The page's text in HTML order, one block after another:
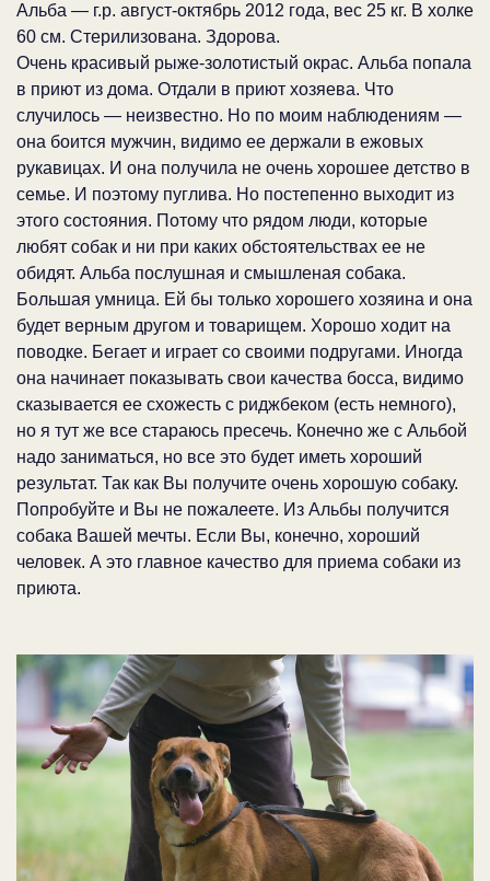
Альба — г.р. август-октябрь 2012 года, вес 25 кг. В холке
60 см. Стерилизована. Здорова.
Очень красивый рыже-золотистый окрас. Альба попала
в приют из дома. Отдали в приют хозяева. Что
случилось — неизвестно. Но по моим наблюдениям —
она боится мужчин, видимо ее держали в ежовых
рукавицах. И она получила не очень хорошее детство в
семье. И поэтому пуглива. Но постепенно выходит из
этого состояния. Потому что рядом люди, которые
любят собак и ни при каких обстоятельствах ее не
обидят. Альба послушная и смышленая собака.
Большая умница. Ей бы только хорошего хозяина и она
будет верным другом и товарищем. Хорошо ходит на
поводке. Бегает и играет со своими подругами. Иногда
она начинает показывать свои качества босса, видимо
сказывается ее схожесть с риджбеком (есть немного),
но я тут же все стараюсь пресечь. Конечно же с Альбой
надо заниматься, но все это будет иметь хороший
результат. Так как Вы получите очень хорошую собаку.
Попробуйте и Вы не пожалеете. Из Альбы получится
собака Вашей мечты. Если Вы, конечно, хороший
человек. А это главное качество для приема собаки из
приюта.